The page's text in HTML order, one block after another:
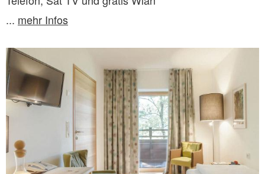
... mehr Infos